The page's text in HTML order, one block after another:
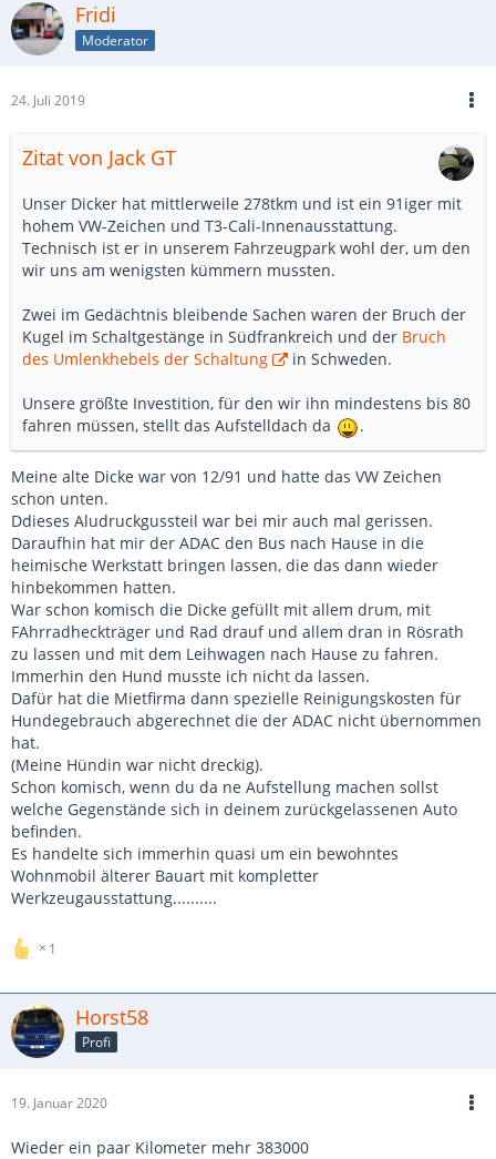
Fridi
Moderator
24. Juli 2019
Zitat von Jack GT
Unser Dicker hat mittlerweile 278tkm und ist ein 91iger mit
hohem VW-Zeichen und T3-Cali-Innenausstattung.
Technisch ist er in unserem Fahrzeugpark wohl der, um den
wir uns am wenigsten kümmern mussten.
Zwei im Gedächtnis bleibende Sachen waren der Bruch der
Kugel im Schaltgestänge in Südfrankreich und der Bruch
des Umlenkhebels der Schaltung
in Schweden.
Unsere größte Investition, für den wir ihn mindestens bis 80
fahren müssen, stellt das Aufstelldach da
.
Meine alte Dicke war von 12/91 und hatte das VW Zeichen
schon unten.
Ddieses Aludruckgussteil war bei mir auch mal gerissen.
Daraufhin hat mir der ADAC den Bus nach Hause in die
heimische Werkstatt bringen lassen, die das dann wieder
hinbekommen hatten.
War schon komisch die Dicke gefüllt mit allem drum, mit
FAhrradheckträger und Rad drauf und allem dran in Rösrath
zu lassen und mit dem Leihwagen nach Hause zu fahren.
Immerhin den Hund musste ich nicht da lassen.
Dafür hat die Mietfirma dann spezielle Reinigungskosten für
Hundegebrauch abgerechnet die der ADAC nicht übernommen
hat.
(Meine Hündin war nicht dreckig).
Schon komisch, wenn du da ne Aufstellung machen sollst
welche Gegenstände sich in deinem zurückgelassenen Auto
befinden.
Es handelte sich immerhin quasi um ein bewohntes
Wohnmobil älterer Bauart mit kompletter
Werkzeugausstattung..........
1
Horst58
Profi
19. Januar 2020
Wieder ein paar Kilometer mehr 383000